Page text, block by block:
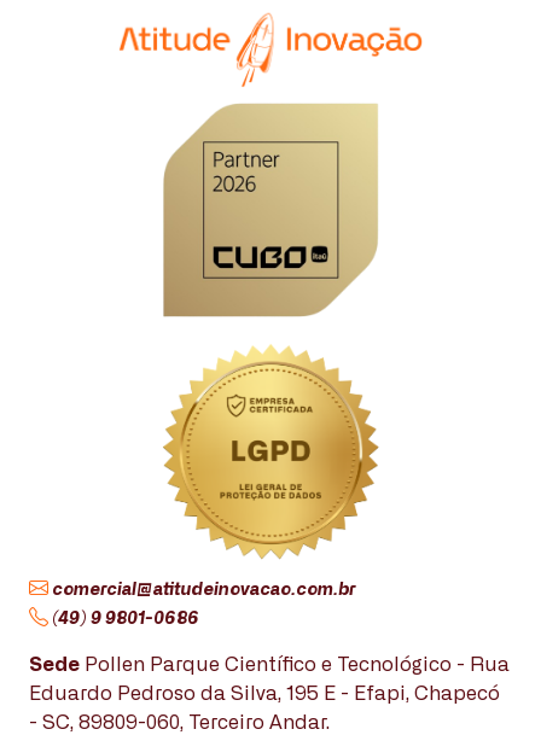
comercial@atitudeinovacao.com.br
(49) 9 9801-0686
Sede Pollen Parque Científico e Tecnológico - Rua
Eduardo Pedroso da Silva, 195 E - Efapi, Chapecó
- SC, 89809-060, Terceiro Andar.